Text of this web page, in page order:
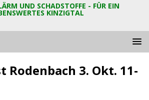
UND SCHADSTOFFE - FÜR EIN
KINZIGTAL
Rodenbach 3. Okt. 11-